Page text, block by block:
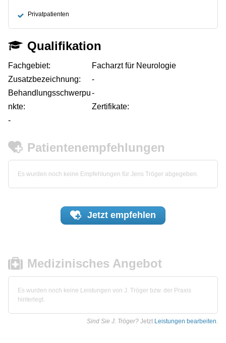
Privatpatienten
Qualifikation
Fachgebiet:
Facharzt für Neurologie
Zusatzbezeichnung:
-
Behandlungsschwerpu
nkte:
-
Zertifikate:
-
Patientenempfehlungen
Es wurden noch keine Empfehlungen für Jens Tröger abgegeben.
Jetzt empfehlen
Medizinisches Angebot
Es wurden noch keine Leistungen von J. Tröger bzw. der Praxis
hinterlegt.
Sind Sie J. Tröger? Jetzt Leistungen bearbeiten.